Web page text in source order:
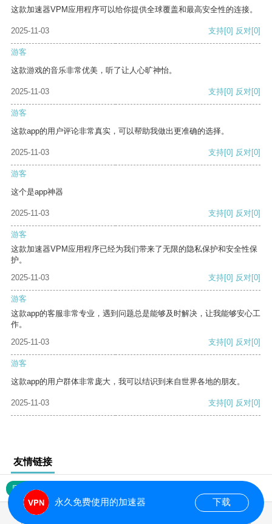
这款加速器VPM应用程序可以给你提供全球覆盖和最高安全性的连接。
2025-11-03 支持[0] 反对[0]
游客
这款游戏的音乐非常优美，听了让人心旷神怡。
2025-11-03 支持[0] 反对[0]
游客
这款app的用户评论非常真实，可以帮助我做出更准确的选择。
2025-11-03 支持[0] 反对[0]
游客
这个是app神器
2025-11-03 支持[0] 反对[0]
游客
这款加速器VPM应用程序已经为我们带来了无限的隐私保护和安全性保
护。
2025-11-03
支持[0] 反对[0]
游客
这款app的客服非常专业，遇到问题总是能够及时解决，让我能够安心工
作。
2025-11-03
支持[0] 反对[0]
游客
这款app的用户群体非常庞大，我可以结识到来自世界各地的朋友。
2025-11-03 支持[0] 反对[0]
友情链接
网站地图
永久免费使用的加速器 下载